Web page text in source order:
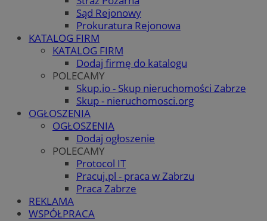
Sąd Rejonowy
Prokuratura Rejonowa
KATALOG FIRM
KATALOG FIRM
Dodaj firmę do katalogu
POLECAMY
Skup.io - Skup nieruchomości Zabrze
Skup - nieruchomosci.org
OGŁOSZENIA
OGŁOSZENIA
Dodaj ogłoszenie
POLECAMY
Protocol IT
Pracuj.pl - praca w Zabrzu
Praca Zabrze
REKLAMA
WSPÓŁPRACA